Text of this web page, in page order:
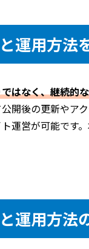
運用方法
はなく、継続的
開後の更新やア
運営が可能です
運用方法